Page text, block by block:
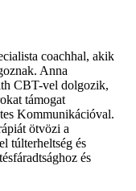
coachhal, akik
Anna
CBT-vel dolgozik,
támogat
Kommunikációval.
ötvözi a
túlterheltség és
és